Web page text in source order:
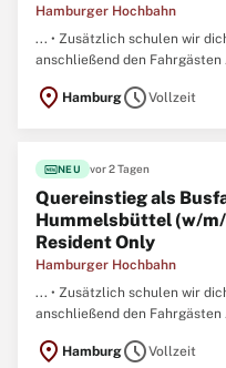
Hamburger Hochbahn
... • Zusätzlich schulen wir
anschließend den
Anschlussverbindungen
Klasse B mit abgeschlossener
location_on HamburgscheduleVollzeit
fiber_newNEU vor 2 Tagen
Quereinstieg als
Hummelsbüttel (w/m/
Resident Only
Hamburger Hochbahn
... • Zusätzlich schulen wir
anschließend den
Anschlussverbindungen
Klasse B mit abgeschlossener
location_on HamburgscheduleVollzeit